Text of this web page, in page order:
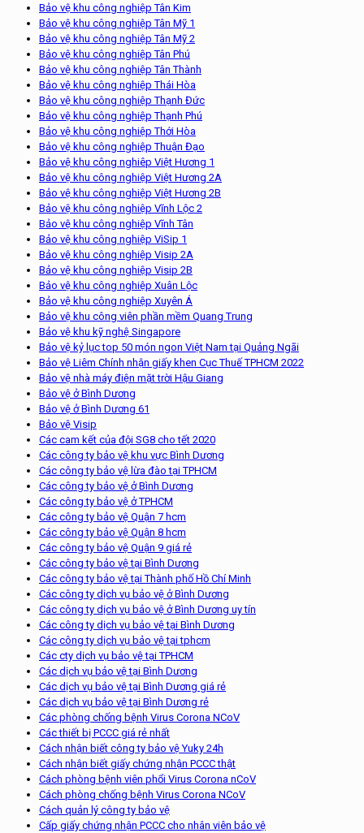
Bảo vệ khu công nghiệp Tân Kim
Bảo vệ khu công nghiệp Tân Mỹ 1
Bảo vệ khu công nghiệp Tân Mỹ 2
Bảo vệ khu công nghiệp Tân Phú
Bảo vệ khu công nghiệp Tân Thành
Bảo vệ khu công nghiệp Thái Hòa
Bảo vệ khu công nghiệp Thạnh Đức
Bảo vệ khu công nghiệp Thạnh Phú
Bảo vệ khu công nghiệp Thới Hòa
Bảo vệ khu công nghiệp Thuận Đạo
Bảo vệ khu công nghiêp Việt Hương 1
Bảo vệ khu công nghiệp Việt Hương 2A
Bảo vệ khu công nghiệp Việt Hương 2B
Bảo vệ khu công nghiệp Vĩnh Lộc 2
Bảo vệ khu công nghiệp Vĩnh Tân
Bảo vệ khu công nghiệp ViSip 1
Bảo vệ khu công nghiệp Visip 2A
Bảo vệ khu công nghiệp Visip 2B
Bảo vệ khu công nghiệp Xuân Lộc
Bảo vệ khu công nghiệp Xuyên Á
Bảo vệ khu công viên phần mềm Quang Trung
Bảo vệ khu kỹ nghệ Singapore
Bảo vệ kỷ lục top 50 món ngon Việt Nam tại Quảng Ngãi
Bảo vệ Liêm Chính nhận giấy khen Cục Thuế TPHCM 2022
Bảo vệ nhà máy điện mặt trời Hậu Giang
Bảo vệ ở Bình Dương
Bảo vệ ở Bình Dương 61
Bảo vệ Visip
Các cam kết của đội SG8 cho tết 2020
Các công ty bảo vệ khu vực Bình Dương
Các công ty bảo vệ lừa đào tại TPHCM
Các công ty bảo vệ ở Bình Dương
Các công ty bảo vệ ở TPHCM
Các công ty bảo vệ Quận 7 hcm
Các công ty bảo vệ Quận 8 hcm
Các công ty bảo vệ Quận 9 giá rẻ
Các công ty bảo vệ tại Bình Dương
Các công ty bảo vệ tại Thành phố Hồ Chí Minh
Các công ty dịch vụ bảo vệ ở Bình Dương
Các công ty dịch vụ bảo vệ ở Bình Dương uy tín
Các công ty dịch vụ bảo vệ tại Bình Dương
Các công ty dịch vụ bảo vệ tại tphcm
Các cty dịch vụ bảo vệ tại TPHCM
Các dịch vụ bảo vệ tại Bình Dương
Các dịch vụ bảo vệ tại Bình Dương giá rẻ
Các dịch vụ bảo vệ tại Bình Dương rẻ
Các phòng chống bệnh Virus Corona NCoV
Các thiết bị PCCC giá rẻ nhất
Cách nhận biết công ty bảo vệ Yuky 24h
Cách nhận biết giấy chứng nhận PCCC thật
Cách phòng bệnh viên phổi Virus Corona nCoV
Cách phòng chống bệnh Virus Corona NCoV
Cách quản lý công ty bảo vệ
Cấp giấy chứng nhận PCCC cho nhân viên bảo vệ